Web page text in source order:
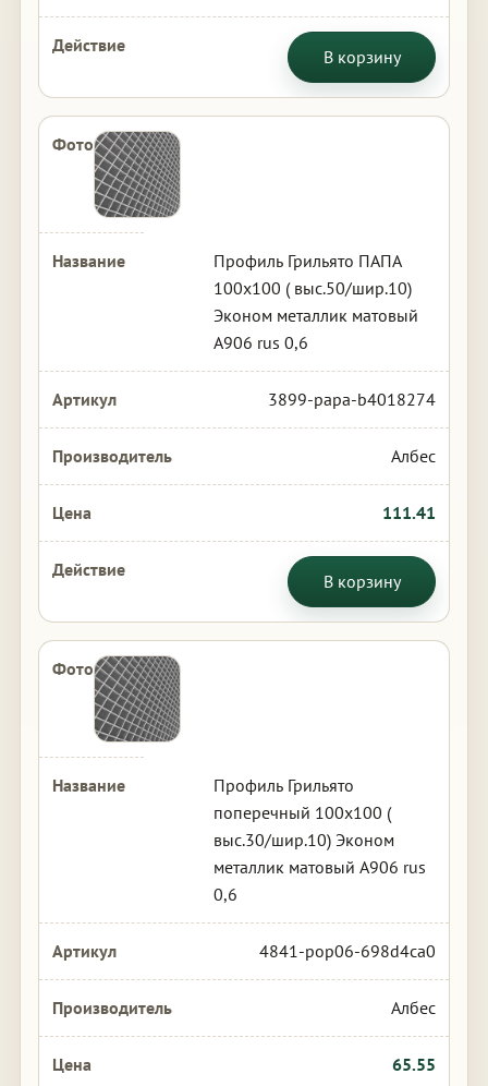
В корзину
Профиль Грильято ПАПА
100х100 ( выс.50/шир.10)
Эконом металлик матовый
А906 rus 0,6
3899-papa-b4018274
Албес
111.41
В корзину
Профиль Грильято
поперечный 100х100 (
выс.30/шир.10) Эконом
металлик матовый А906 rus
0,6
4841-pop06-698d4ca0
Албес
65.55